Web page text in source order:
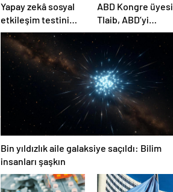
Yapay zekâ sosyal
etkileşim testini
geçemedi
ABD Kongre üyesi
Tlaib, ABD’yi
Filistin’deki
“soykırımda suç
ortağı” olmakla
itham etti
Bin yıldızlık aile galaksiye saçıldı: Bilim
insanları şaşkın